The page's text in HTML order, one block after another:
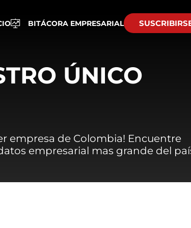
BITÁCORA EMPRESARIAL
ÚNICO
empresa de Colombia! Encuentre
empresarial mas grande del